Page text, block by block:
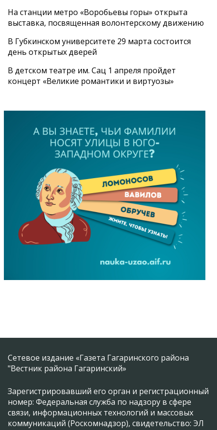
На станции метро «Воробьевы горы» открыта
выставка, посвященная волонтерскому движению
В Губкинском университете 29 марта состоится
день открытых дверей
В детском театре им. Сац 1 апреля пройдет
концерт «Великие романтики и виртуозы»
Сетевое издание «Газета Гагаринского района
"Вестник района Гагаринский»
Зарегистрировавший его орган и регистрационный
номер: Федеральная служба по надзору в сфере
связи, информационных технологий и массовых
коммуникаций (Роскомнадзор), свидетельство: ЭЛ